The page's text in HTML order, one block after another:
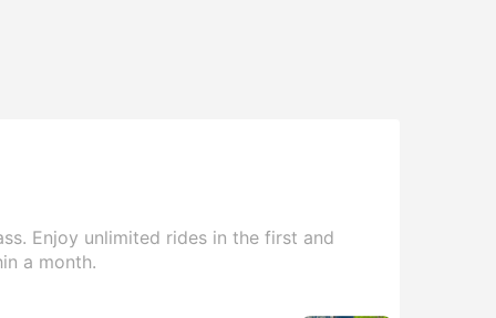
Enjoy unlimited rides in the first and
a month.